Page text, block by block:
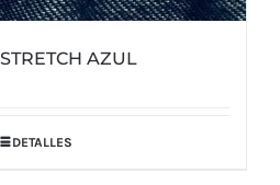
AZUL
DETALLES